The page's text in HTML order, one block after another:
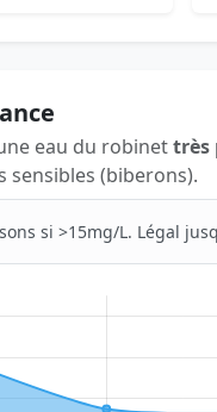
eau du robinettrès
sensibles (biberons).
si >15mg/L. Légal